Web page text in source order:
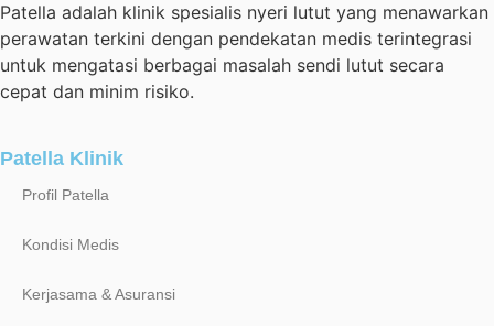
Patella adalah klinik spesialis nyeri lutut yang menawarkan
perawatan terkini dengan pendekatan medis terintegrasi
untuk mengatasi berbagai masalah sendi lutut secara
cepat dan minim risiko.
Patella Klinik
Profil Patella
Kondisi Medis
Kerjasama & Asuransi